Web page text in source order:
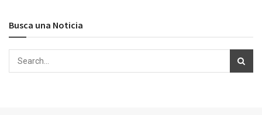
Busca una Noticia